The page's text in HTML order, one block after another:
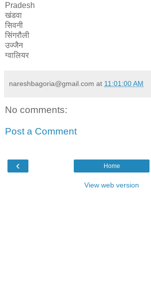
Pradesh
खंडवा
सिवनी
सिंगरौली
उज्जैन
ग्वालियर
nareshbagoria@gmail.com at 11:01:00 AM
No comments:
Post a Comment
‹ Home
View web version